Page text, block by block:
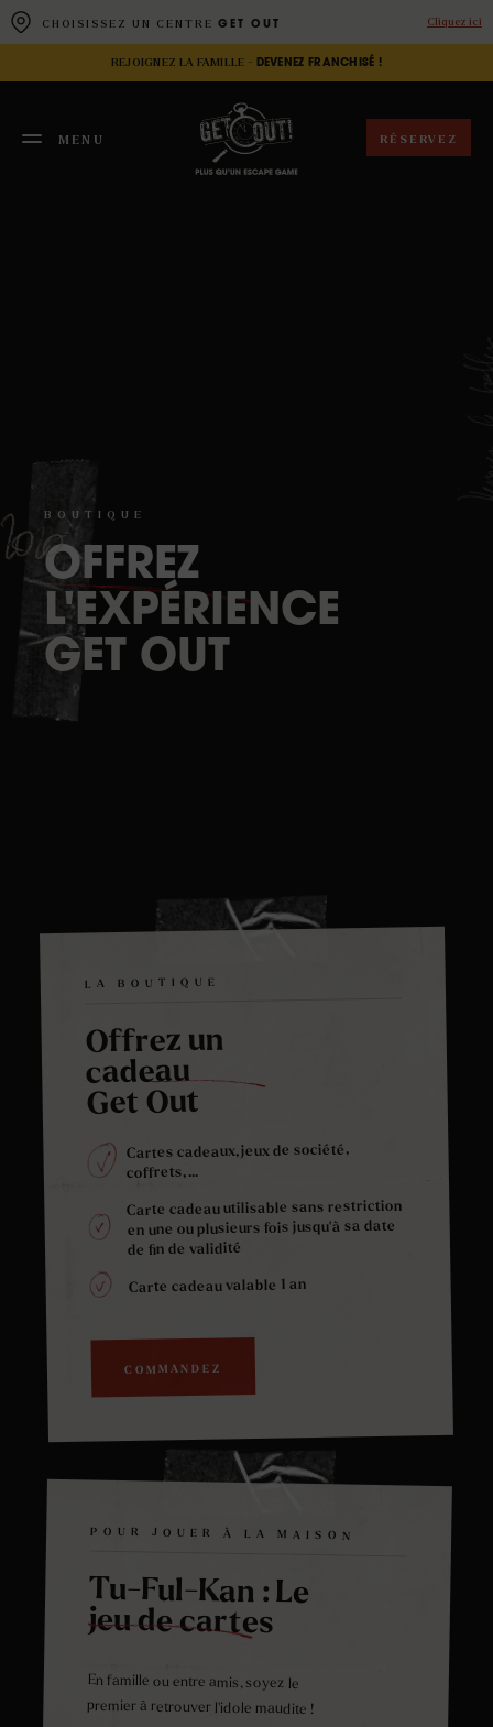
CHOISISSEZ UN CENTRE GET OUT Cliquez ici
REJOIGNEZ LA FAMILLE - DEVENEZ FRANCHISÉ !
MENU
RÉSERVEZ
BOUTIQUE
OFFREZ
L'EXPÉRIENCE
GET OUT
LA BOUTIQUE
Offrez un
cadeau
Get Out
Cartes cadeaux, jeux de société,
coffrets, ...
Carte cadeau utilisable sans restriction
en une ou plusieurs fois jusqu'à sa date
de fin de validité
Carte cadeau valable 1 an
COMMANDEZ
POUR JOUER À LA MAISON
Tu-Ful-Kan : Le
jeu de cartes
En famille ou entre amis, soyez le
premier à retrouver l’idole maudite !
Panneau de gestion des cookies